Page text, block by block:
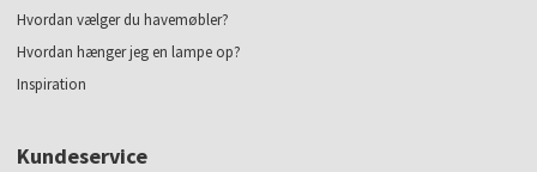
Hvordan vælger du havemøbler?
Hvordan hænger jeg en lampe op?
Inspiration
Kundeservice